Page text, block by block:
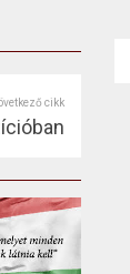
cikk